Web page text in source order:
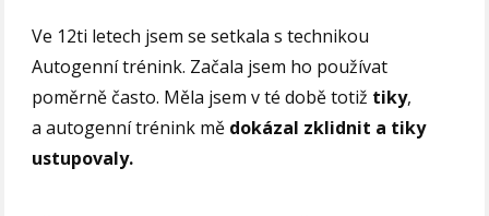
Ve 12ti letech jsem se setkala s technikou
Autogenní trénink. Začala jsem ho používat
poměrně často. Měla jsem v té době totiž tiky,
a autogenní trénink mě dokázal zklidnit a tiky
ustupovaly.